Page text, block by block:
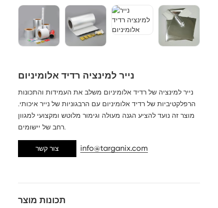
נייר למינציה רדיד אלומיניום
נייר למינציה של רדיד אלומיניום משלב את העמידות והתכונות
הרפלקטיביות של רדיד אלומיניום עם הרבגוניות של נייר איכותי.
מוצר זה נועד להציע הגנה מעולה וגימור מלוטש ומקצועי למגוון
רחב של יישומים.
צור קשר info@targanix.com
תכונות מוצר